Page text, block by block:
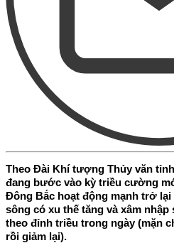
Theo Đài Khí tượng Thủy văn
đang bước vào kỳ triều cường
Đông Bắc hoạt động mạnh trở lại
sông có xu thế tăng và xâm
theo đỉnh triều trong ngày (mặn
rồi giảm lại).